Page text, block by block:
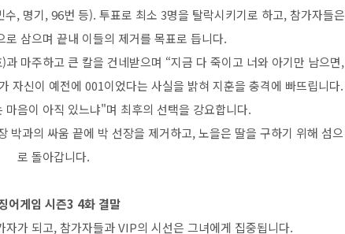
, 명기, 96번 등). 투표로 최소 3명을 탈락시키기로 하고, 참가자들은
로 삼으며 끝내 이들의 제거를 목표로 듭니다.
마주하고 큰 칼을 건네받으며 “지금 다 죽이고 너와 아기만 남으면,
자신이 예전에 001이었다는 사실을 밝혀 지훈을 충격에 빠뜨립니다.
음이 아직 있느냐"며 최후의 선택을 강요합니다.
박과의 싸움 끝에 박 선장을 제거하고, 노을은 딸을 구하기 위해 섬으
로 돌아갑니다.
어게임 시즌3 4화 결말
가 되고, 참가자들과 VIP의 시선은 그녀에게 집중됩니다.